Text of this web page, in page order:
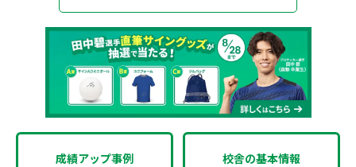
成績アップ事例 校舎の基本情報